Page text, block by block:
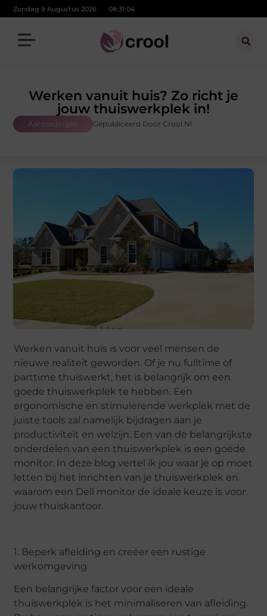
Zondag 9 Augustus 2026 08:31:05
Werken vanuit huis? Zo richt je
jouw thuiswerkplek in!
Aanbiedingen Gepubliceerd Door Crool.nl
Werken vanuit huis is voor veel mensen de
nieuwe realiteit geworden. Of je nu fulltime of
parttime thuiswerkt, het is belangrijk om een
goede thuiswerkplek te hebben. Een
ergonomische en stimulerende werkplek met de
juiste tools zal namelijk bijdragen aan je
productiviteit en welzijn. Een van de belangrijkste
onderdelen van een thuiswerkplek is een goede
monitor. In deze blog vertel ik jou waar je op moet
letten bij het inrichten van je thuiswerkplek en
waarom een Dell monitor de ideale keuze is voor
jouw thuiskantoor.
1. Beperk afleiding en creëer een rustige
werkomgeving
Een belangrijke factor voor een ideale
thuiswerkplek is het minimaliseren van afleiding.